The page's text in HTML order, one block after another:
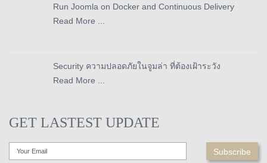
Run Joomla on Docker and Continuous Delivery
Read More ...
Security ความปลอดภัยในจูมล่า ที่ต้องเฝ้าระวัง
Read More ...
GET LASTEST UPDATE